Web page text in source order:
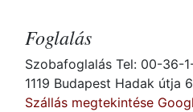
Foglalás
Szobafoglalás Tel: 00-36-
1119 Budapest Hadak útja
Szállás megtekintése